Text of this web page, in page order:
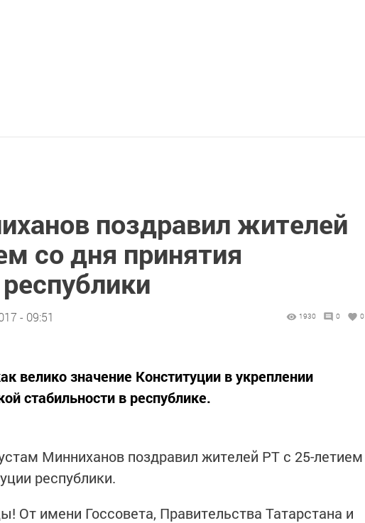
поздравил жителей
со дня принятия
- 09:51 1930 0 0
велико значение Конституции в укреплении
стабильности в республике.
Минниханов поздравил жителей РТ с 25-летием
республики.
От имени Госсовета, Правительства Татарстана и